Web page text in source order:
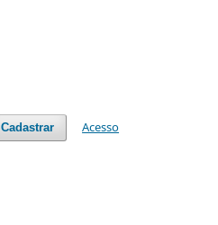
Cadastrar Acesso